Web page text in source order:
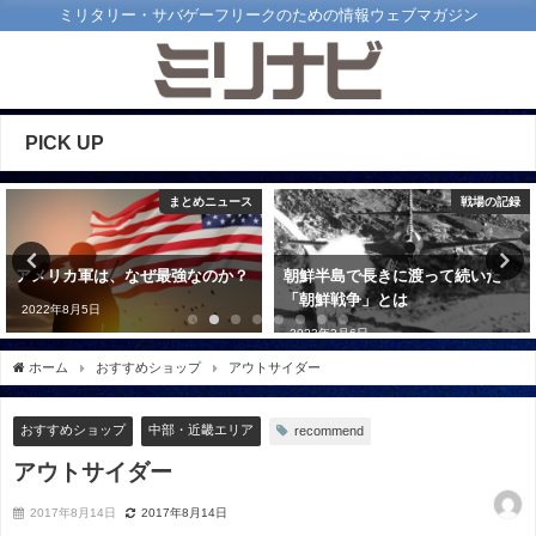
ミリタリー・サバゲーフリークのための情報ウェブマガジン
PICK UP
まとめニュース
アメリカ軍は、なぜ最強なのか？
2022年8月5日
戦場の記録
朝鮮半島で長きに渡って続いた
「朝鮮戦争」とは
2023年2月6日
ホーム おすすめショップ アウトサイダー
おすすめショップ 中部・近畿エリア recommend
アウトサイダー
2017年8月14日 2017年8月14日